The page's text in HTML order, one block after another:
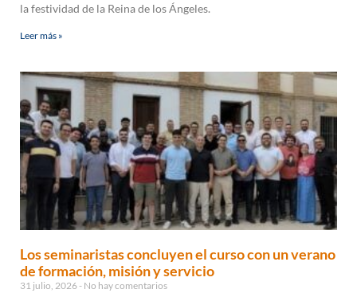
la festividad de la Reina de los Ángeles.
Leer más »
Los seminaristas concluyen el curso con un verano
de formación, misión y servicio
31 julio, 2026 No hay comentarios